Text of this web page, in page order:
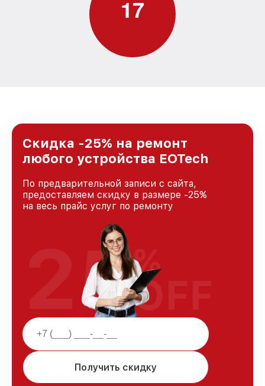
17
Скидка -25% на ремонт
любого устройства EOTech
По предварительной записи с сайта,
предоставляем скидку в размере -25%
на весь прайс услуг по ремонту
Получить скидку
25%
OFF